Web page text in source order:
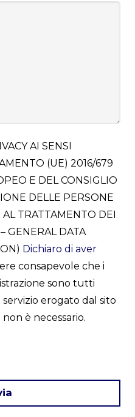
AI SENSI
(UE) 2016/679
E DEL CONSIGLIO
DELLE PERSONE
TRATTAMENTO DEI
GENERAL DATA
Dichiaro di aver
consapevole che i
sono tutti
erogato dal sito
è necessario.